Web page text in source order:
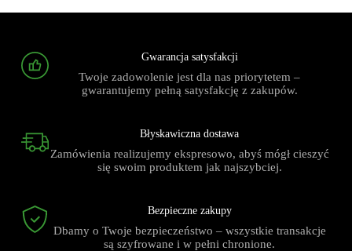
Gwarancja satysfakcji
Twoje zadowolenie jest dla nas priorytetem –
gwarantujemy pełną satysfakcję z zakupów.
Błyskawiczna dostawa
Zamówienia realizujemy ekspresowo, abyś mógł cieszyć
się swoim produktem jak najszybciej.
Bezpieczne zakupy
Dbamy o Twoje bezpieczeństwo – wszystkie transakcje
są szyfrowane i w pełni chronione.